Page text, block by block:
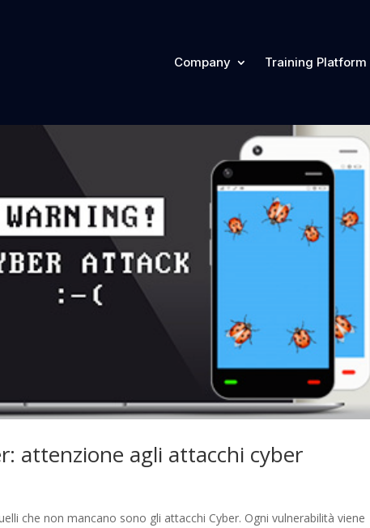
Company Training Platform
attenzione agli attacchi cyber
che non mancano sono gli attacchi Cyber. Ogni vulnerabilità viene